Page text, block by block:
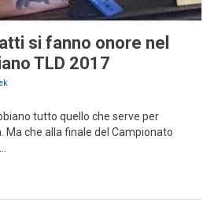
si fanno onore nel
TLD 2017
tutto quello che serve per
Ma che alla finale del Campionato